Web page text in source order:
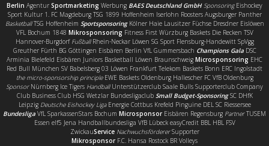
Berlin Agentur Sportmarketing Werbung BAES Deutschland GmbH SponsoringEishockey
Sport Kultur 1. FC Magdeburg TSG 1899 Hoffenheim Iserlohn Roosters Augsburger Panther
BasketballTSG Hoffenheim SportsponsoringKölner Haie Lausitzer Füchse Dresdner Eislöwen
VFL Bochum 1848 Mikrosponsoring Fitness First Würzburg Baskets Die Recken TSV
Hannover-Burgdorf FußballRhein-Neckar Löwen SG Sport Flensburg-Handewitt SpVgg
Greuther Fürth BG Göttingen Eisbären Berlin VfL Gummersbach Champions GalaDSC
Arminia Bielefeld Eisbären Juniors Basketball Löwen Braunschweig Microsponsoring EHC
Red Bull München SV Babelsberg 03 Löwen Frankfurt Telekom Baskets Bonn ERC Ingolstadt
the micro-sponsorship principleEWE Baskets Oldenburg Hallescher FC VfB Oldenburg
SponsorNürnberg Ice Tigers HandballUnterstützerclub Saale Bulls Supporterclub Company
Club Business Club HSG Wetzlar Bundesligaclub Small Budget-SponsoringSC DHfK
Leipzig Deutsche Eishockey LigaEnergie Cottbus Krefeld Pinguine DEL SC Riessersee
Bundesliga VfL SparkassenStars Bochum MicrosponsorEisbären Regensburg PartnerTUSEM
Essen elf5 Jena Handballbundesliga VfB Lübeck easyCredit BBL HBL FSV
ZwickauService NachwuchsfördererSupporter
MikrosponsorF.C. Hansa Rostock BR Volleys